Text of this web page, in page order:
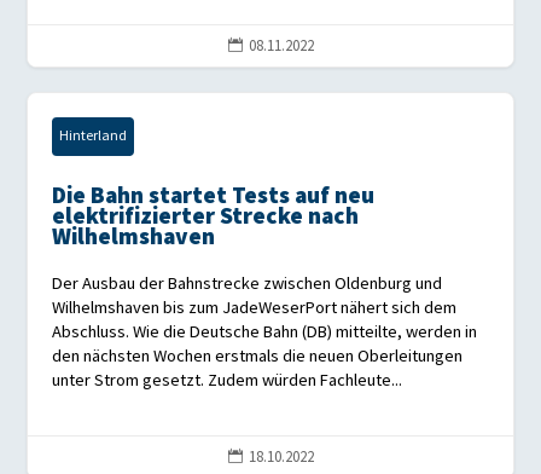
 08.11.2022
Hinterland
Die Bahn startet Tests auf neu
elektrifizierter Strecke nach
Wilhelmshaven
Der Ausbau der Bahnstrecke zwischen Oldenburg und
Wilhelmshaven bis zum JadeWeserPort nähert sich dem
Abschluss. Wie die Deutsche Bahn (DB) mitteilte, werden in
den nächsten Wochen erstmals die neuen Oberleitungen
unter Strom gesetzt. Zudem würden Fachleute...
 18.10.2022